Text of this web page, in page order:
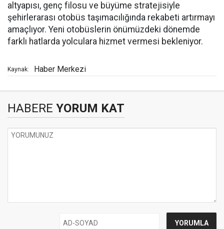
altyapısı, genç filosu ve büyüme stratejisiyle
şehirlerarası otobüs taşımacılığında rekabeti artırmayı
amaçlıyor. Yeni otobüslerin önümüzdeki dönemde
farklı hatlarda yolculara hizmet vermesi bekleniyor.
Kaynak: Haber Merkezi
HABERE YORUM KAT